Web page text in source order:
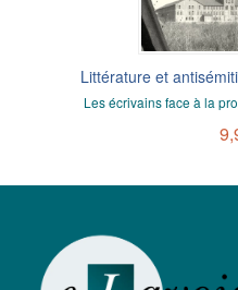
Littérature et
Les écrivains face à la